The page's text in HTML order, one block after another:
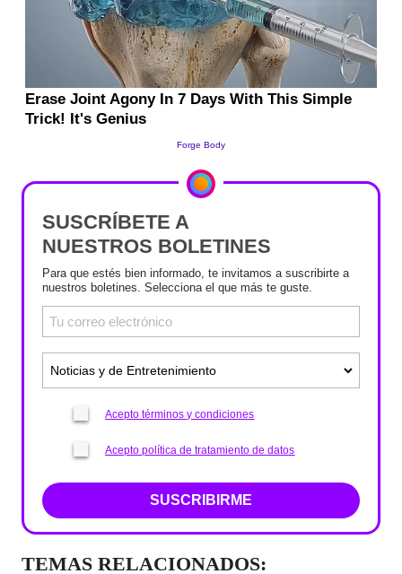
SUSCRÍBETE A
NUESTROS BOLETINES
Para que estés bien informado, te invitamos a suscribirte a
nuestros boletines. Selecciona el que más te guste.
Acepto términos y condiciones
Acepto política de tratamiento de datos
SUSCRIBIRME
TEMAS RELACIONADOS: